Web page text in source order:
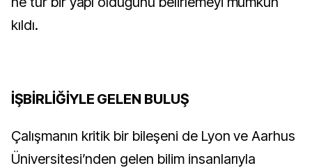
kıldı.
İŞBİRLİĞİYLE GELEN BULUŞ
Çalışmanın kritik bir bileşeni de Lyon ve Aarhus
Üniversitesi’nden gelen bilim insanlarıyla